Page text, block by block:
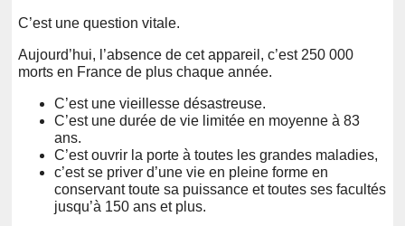
C’est une question vitale.
Aujourd’hui, l’absence de cet appareil, c’est 250 000
morts en France de plus chaque année.
C’est une vieillesse désastreuse.
C’est une durée de vie limitée en moyenne à 83
ans.
C’est ouvrir la porte à toutes les grandes maladies,
c’est se priver d’une vie en pleine forme en
conservant toute sa puissance et toutes ses facultés
jusqu’à 150 ans et plus.